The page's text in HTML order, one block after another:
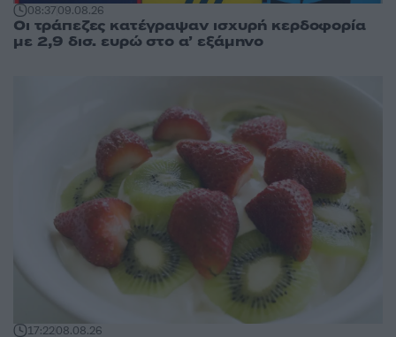
08:3709.08.26
Οι τράπεζες κατέγραψαν ισχυρή κερδοφορία
με 2,9 δισ. ευρώ στο α’ εξάμηνο
17:2208.08.26